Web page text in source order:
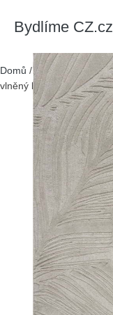
Bydlíme CZ.cz
Domů / Produkty/>
vlněný koberec Flair